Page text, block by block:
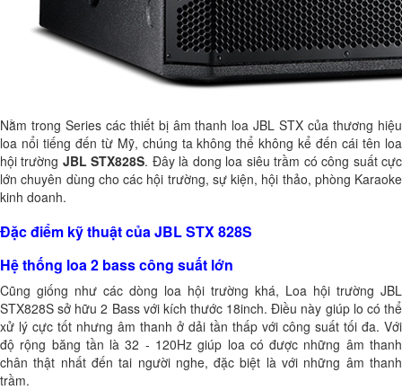
Nằm trong Series các thiết bị âm thanh loa JBL STX của thương hiệu
loa nổi tiếng đến từ Mỹ, chúng ta không thể không kể đến cái tên loa
hội trường JBL STX828S. Đây là dong loa siêu trầm có công suất cực
lớn chuyên dùng cho các hội trường, sự kiện, hội thảo, phòng Karaoke
kinh doanh.
Đặc điểm kỹ thuật của JBL STX 828S
Hệ thống loa 2 bass công suất lớn
Cũng giống như các dòng loa hội trường khá, Loa hội trường JBL
STX828S sở hữu 2 Bass với kích thước 18inch. Điều này giúp lo có thể
xử lý cực tốt nhưng âm thanh ở dải tần thấp với công suất tối đa. Với
độ rộng băng tần là 32 - 120Hz giúp loa có được những âm thanh
chân thật nhất đến tai người nghe, đặc biệt là với những âm thanh
trầm.